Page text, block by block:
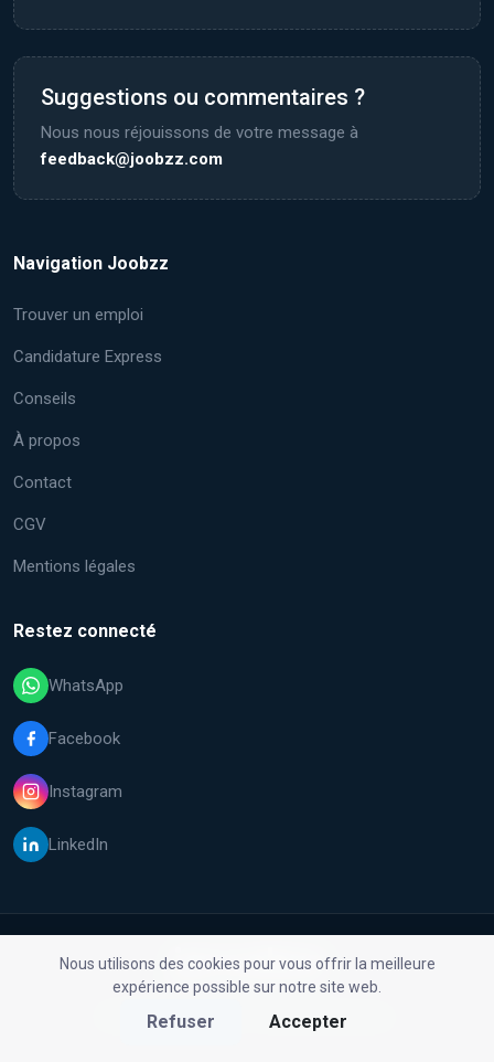
Nous utilisons des cookies pour vous offrir la meilleure
expérience possible sur notre site web.
Refuser Accepter
Suggestions ou commentaires ?
Nous nous réjouissons de votre message à
feedback@joobzz.com
Navigation Joobzz
Trouver un emploi
Candidature Express
Conseils
À propos
Contact
CGV
Mentions légales
Restez connecté
WhatsApp
Facebook
Instagram
LinkedIn
© 2026 Malfix GmbH. Tous droits réservés.